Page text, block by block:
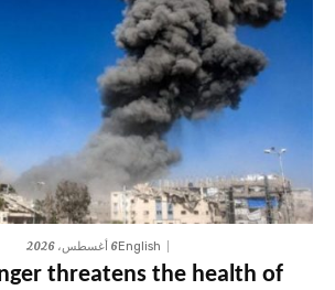
English6 أغسطس، 2026
threatens the health of